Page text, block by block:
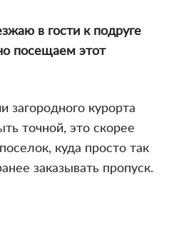
в гости к подруге
посещаем этот
загородного курорта
точной, это скорее
куда просто так
заказывать пропуск.